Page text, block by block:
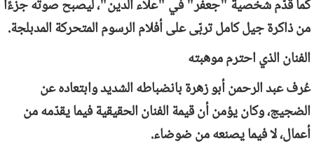
كما قدّم شخصية "جعفر" في "علاء الدين"، ليصبح صوته جزءًا
من ذاكرة جيل كامل تربّى على أفلام الرسوم المتحركة المدبلجة.
الفنان الذي احترم موهبته
عُرف عبد الرحمن أبو زهرة بانضباطه الشديد وابتعاده عن
الضجيج، وكان يؤمن أن قيمة الفنان الحقيقية فيما يقدّمه من
أعمال، لا فيما يصنعه من ضوضاء.